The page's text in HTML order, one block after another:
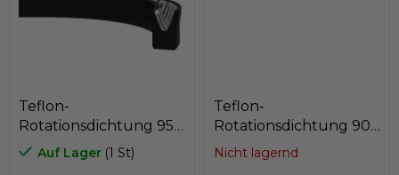
Teflon-
Rotationsdichtung 95 x
104,4 x 7,1
PTFE+C/Edelstahlfeder,
Auf Lager (1 St)
Teflon-
Rotationsdichtung 90
x 99,4 x 7,1
PTFE+C/Edelstahlfeder,
Nicht lagernd